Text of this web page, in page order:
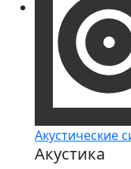
Акустические
Акустика